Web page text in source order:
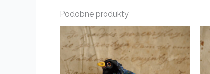
Podobne produkty